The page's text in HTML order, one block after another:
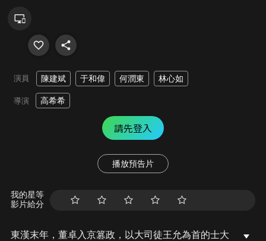
演員 陳建斌 于和偉 何潤東 林心如
導演 高希希
請先登入
播放預告片
我的星等
影片給分
東漢末年，董卓入京篡政，以大司徒王允為首的士大